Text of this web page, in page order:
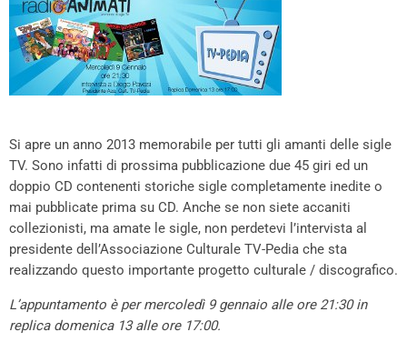
Si apre un anno 2013 memorabile per tutti gli amanti delle sigle
TV. Sono infatti di prossima pubblicazione due 45 giri ed un
doppio CD contenenti storiche sigle completamente inedite o
mai pubblicate prima su CD. Anche se non siete accaniti
collezionisti, ma amate le sigle, non perdetevi l’intervista al
presidente dell’Associazione Culturale TV-Pedia che sta
realizzando questo importante progetto culturale / discografico.
L’appuntamento è per mercoledì 9 gennaio alle ore 21:30 in
replica domenica 13 alle ore 17:00.